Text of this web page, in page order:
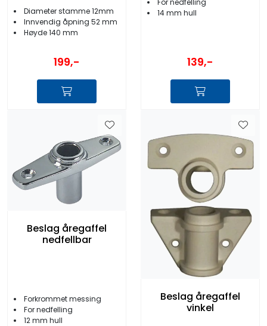
Diameter stamme 12mm
Innvendig åpning 52 mm
Høyde 140 mm
199,-
14 mm hull
139,-
Beslag åregaffel
nedfellbar
Forkrommet messing
For nedfelling
12 mm hull
Beslag åregaffel
vinkel